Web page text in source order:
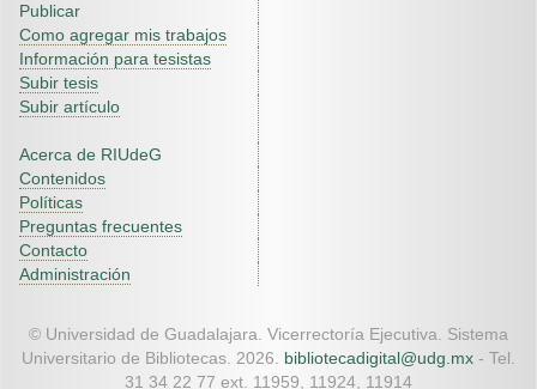
Publicar
Como agregar mis trabajos
Información para tesistas
Subir tesis
Subir artículo
Acerca de RIUdeG
Contenidos
Políticas
Preguntas frecuentes
Contacto
Administración
© Universidad de Guadalajara. Vicerrectoría Ejecutiva. Sistema
Universitario de Bibliotecas. 2026. bibliotecadigital@udg.mx - Tel.
31 34 22 77 ext. 11959, 11924, 11914